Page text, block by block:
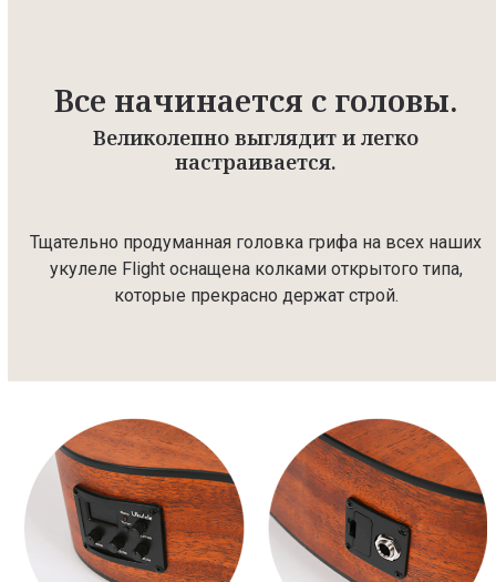
Все начинается с головы.
Великолепно выглядит и легко
настраивается.
Тщательно продуманная головка грифа на всех наших
укулеле Flight оснащена колками открытого типа,
которые прекрасно держат строй.